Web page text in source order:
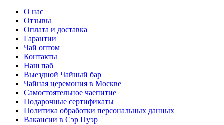
О нас
Отзывы
Оплата и доставка
Гарантии
Чай оптом
Контакты
Наш паб
Выездной Чайный бар
Чайная церемония в Москве
Самостоятельное чаепитие
Подарочные сертификаты
Политика обработки персональных данных
Вакансии в Сэр Пуэр